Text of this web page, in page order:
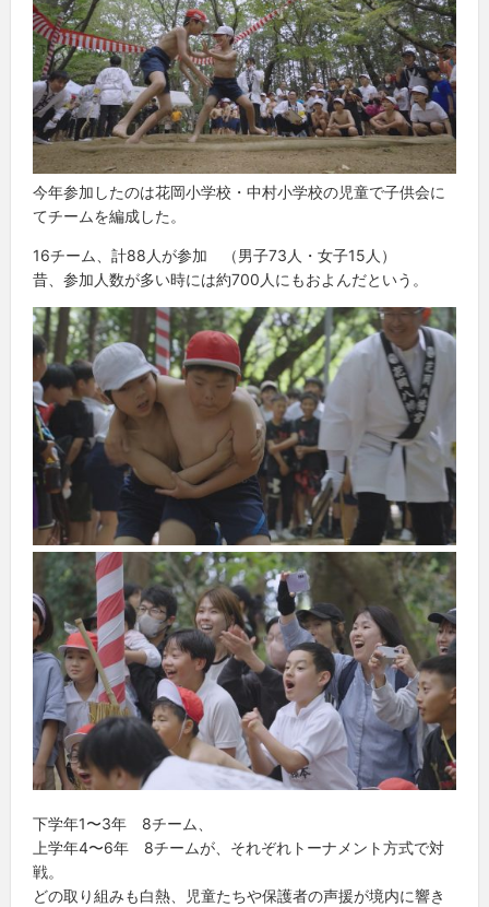
今年参加したのは花岡小学校・中村小学校の児童で子供会に
てチームを編成した。
16チーム、計88人が参加 （男子73人・女子15人）
昔、参加人数が多い時には約700人にもおよんだという。
下学年1〜3年 8チーム、
上学年4〜6年 8チームが、それぞれトーナメント方式で対
戦。
どの取り組みも白熱、児童たちや保護者の声援が境内に響き